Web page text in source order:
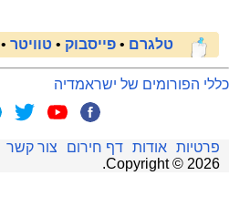
טלגרם • פייסבוק • טוויטר •
כללי הפורומים של ישראמדיה
פרטיות אודות דף חירום צור קשר
Copyright © 2026
.